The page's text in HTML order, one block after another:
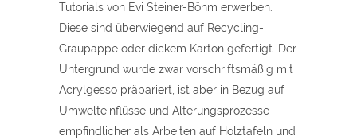
Tutorials von Evi Steiner-Böhm erwerben.
Diese sind überwiegend auf Recycling-
Graupappe oder dickem Karton gefertigt. Der
Untergrund wurde zwar vorschriftsmäßig mit
Acrylgesso präpariert, ist aber in Bezug auf
Umwelteinflüsse und Alterungsprozesse
empfindlicher als Arbeiten auf Holztafeln und